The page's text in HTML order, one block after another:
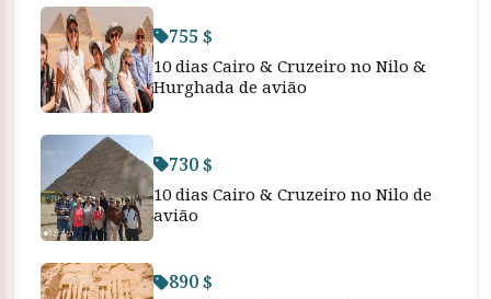
755 $
10 dias Cairo & Cruzeiro no Nilo &
Hurghada de avião
730 $
10 dias Cairo & Cruzeiro no Nilo de
avião
890 $